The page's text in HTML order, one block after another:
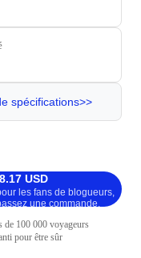
spécifications>>
USD
les fans de blogueurs,
une commande.
de 100 000 voyageurs
pour être sûr